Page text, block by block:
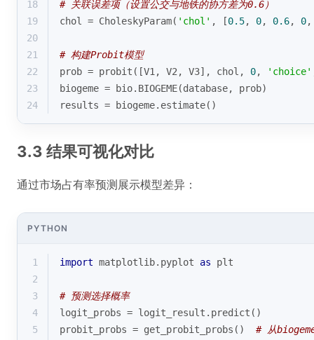
18
# 关联误差项（设置公交与地铁的协方差为0.6）
19
chol = CholeskyParam( 'chol' , [0.5, 0, 0.6, 0
20
21
# 构建Probit模型
22
prob = probit([V1, V2, V3], chol, 0, 'choice'
23
biogeme = bio.BIOGEME(database, prob)
24
results = biogeme.estimate()
3.3 结果可视化对比
通过市场占有率预测展示模型差异：
PYTHON
1 import matplotlib.pyplot as plt
2
3
# 预测选择概率
4
logit_probs = logit_result.predict()
5
probit_probs = get_probit_probs() # 从